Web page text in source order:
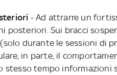
- Ad attrarre un
posteriori. Sui bracci
durante le sessioni di
in parte, il
stesso tempo informazioni